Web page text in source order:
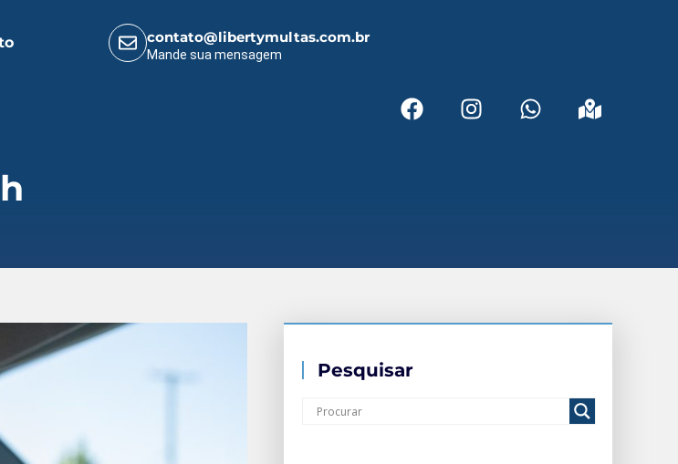
contato@libertymultas.com.br
Mande sua mensagem
Pesquisar